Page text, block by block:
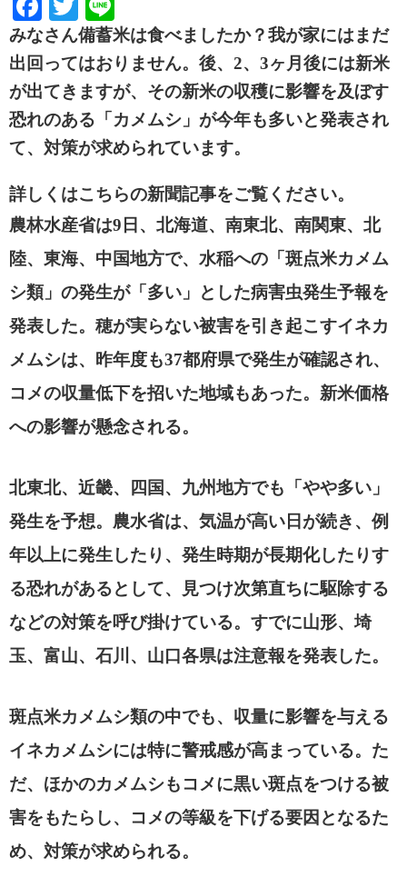
Facebook
Twitter
みなさん備蓄米は食べましたか？我が家にはまだ
出回ってはおりません。後、2、3ヶ月後には新米
が出てきますが、その新米の収穫に影響を及ぼす
恐れのある「カメムシ」が今年も多いと発表され
て、対策が求められています。
詳しくはこちらの新聞記事をご覧ください。
農林水産省は9 日、北海道、南東北、南関東、北
陸、東海、中国地方で、水稲への「斑点米カメム
シ類」の発生が「多い」とした病害虫発生予報を
発表した。穂が実らない被害を引き起こすイネカ
メムシは、昨年度も37都府県で発生が確認され、
コメの収量低下を招いた地域もあった。新米価格
への影響が懸念される。
北東北、近畿、四国、九州地方でも「やや多い」
発生を予想。農水省は、気温が高い日が続き、例
年以上に発生したり、発生時期が長期化したりす
る恐れがあるとして、見つけ次第直ちに駆除する
などの対策を呼び掛けている。すでに山形、埼
玉、富山、石川、山口各県は注意報を発表した。
斑点米カメムシ類の中でも、収量に影響を与える
イネカメムシには特に警戒感が高まっている。た
だ、ほかのカメムシもコメに黒い斑点をつける被
害をもたらし、コメの等級を下げる要因となるた
め、対策が求められる。